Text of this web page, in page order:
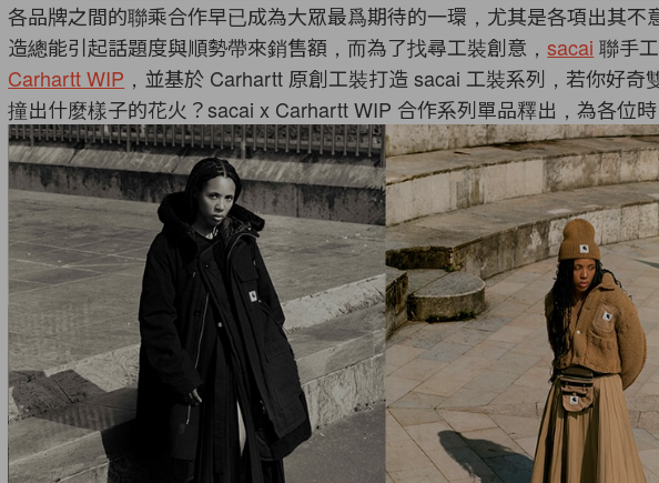
各品牌之間的聯乘合作早已成為大眾最爲期待的一環，尤其是各項出其不
造總能引起話題度與順勢帶來銷售額，而為了找尋工裝創意，sacai 聯手
Carhartt WIP ，並基於 Carhartt 原創工裝打造 sacai 工裝系列，若你好奇
撞出什麼樣子的花火？sacai x Carhartt WIP 合作系列單品釋出，為各位時